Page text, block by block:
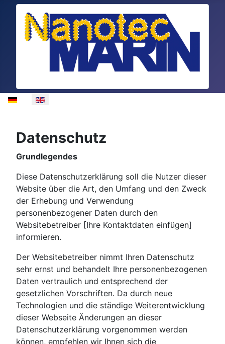
Select your language
Datenschutz
Grundlegendes
Diese Datenschutzerklärung soll die Nutzer dieser
Website über die Art, den Umfang und den Zweck
der Erhebung und Verwendung
personenbezogener Daten durch den
Websitebetreiber [Ihre Kontaktdaten einfügen]
informieren.
Der Websitebetreiber nimmt Ihren Datenschutz
sehr ernst und behandelt Ihre personenbezogenen
Daten vertraulich und entsprechend der
gesetzlichen Vorschriften. Da durch neue
Technologien und die ständige Weiterentwicklung
dieser Webseite Änderungen an dieser
Datenschutzerklärung vorgenommen werden
können, empfehlen wir Ihnen sich die